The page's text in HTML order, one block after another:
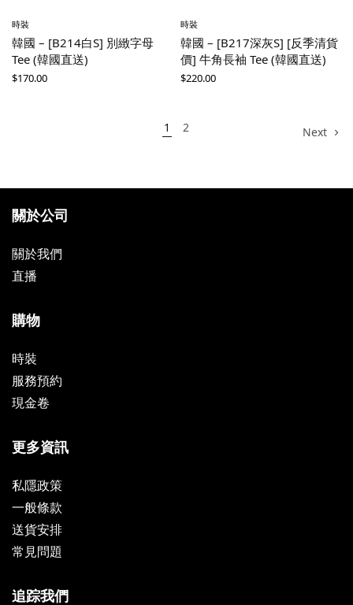
時裝
韓國 – [B214白S] 別緻字母
Tee (韓國直送)
$170.00
時裝
韓國 – [B217深灰S] [反季清貨
價] 牛角長袖 Tee (韓國直送)
$220.00
1 2 Next
關於公司
關於我們
直播
購物
時裝
服務預約
現金卷
更多資訊
私隱政策
一般條款
送貨安排
常見問題
追踪我們